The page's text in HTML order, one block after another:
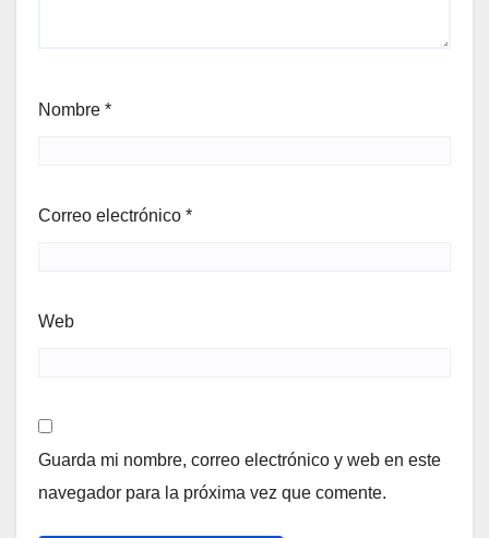
Nombre *
Correo electrónico *
Web
Guarda mi nombre, correo electrónico y web en este
navegador para la próxima vez que comente.